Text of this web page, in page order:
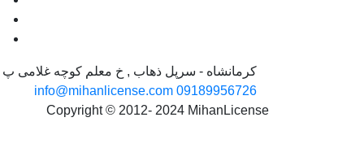
کرمانشاه - سرپل ذهاب , خ معلم کوچه غلامی پ 3640
09189956726
info@mihanlicense.com
Copyright © 2012- 2024 MihanLicense